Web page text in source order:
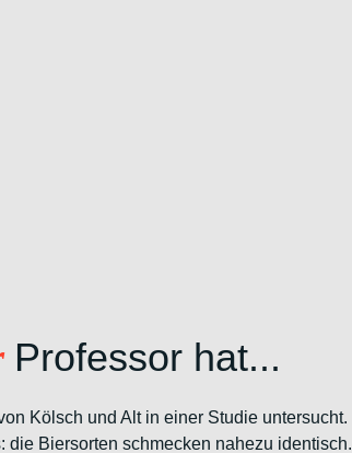
Professor hat...
Kölsch und Alt in einer Studie untersucht.
die Biersorten schmecken nahezu identisch.